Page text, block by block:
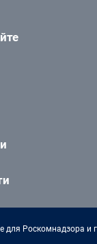
для Роскомнадзора и